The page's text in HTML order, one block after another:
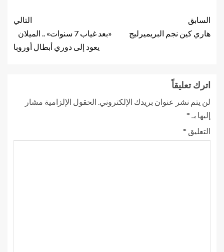
السابق
هاري كين نجم البريميرليج
التالي
«بعد غياب 7 سنوات» .. الميلان
يعود إلى دوري أبطال أوروبا
اترك تعليقاً
لن يتم نشر عنوان بريدك الإلكتروني. الحقول الإلزامية مشار
إليها بـ *
التعليق *